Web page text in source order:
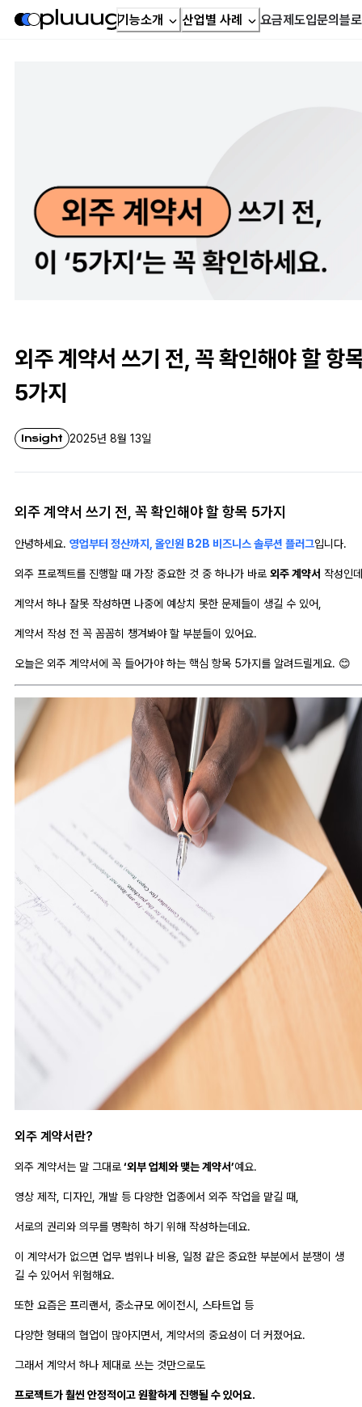
기능소개 산업별 사례 요금제 도입문의 블
외주 계약서 쓰기 전, 꼭 확인해야 할 항
5가지
Insight 2025년 8월 13일
외주 계약서 쓰기 전, 꼭 확인해야 할 항목 5가지
안녕하세요. 영업부터 정산까지, 올인원 B2B 비즈니스 솔루션 플러그입니다.
외주 프로젝트를 진행할 때 가장 중요한 것 중 하나가 바로 외주 계약서 작성인
계약서 하나 잘못 작성하면 나중에 예상치 못한 문제들이 생길 수 있어,
계약서 작성 전 꼭 꼼꼼히 챙겨봐야 할 부분들이 있어요.
오늘은 외주 계약서에 꼭 들어가야 하는 핵심 항목 5가지를 알려드릴게요. 😊
외주 계약서란?
외주 계약서는 말 그대로‘외부 업체와 맺는 계약서’예요.
영상 제작, 디자인, 개발 등 다양한 업종에서 외주 작업을 맡길 때,
서로의 권리와 의무를 명확히 하기 위해 작성하는데요.
이 계약서가 없으면 업무 범위나 비용, 일정 같은 중요한 부분에서 분쟁이 생
길 수 있어서 위험해요.
또한 요즘은 프리랜서, 중소규모 에이전시, 스타트업 등
다양한 형태의 협업이 많아지면서, 계약서의 중요성이 더 커졌어요.
그래서 계약서 하나 제대로 쓰는 것만으로도
프로젝트가 훨씬 안정적이고 원활하게 진행될 수 있어요.